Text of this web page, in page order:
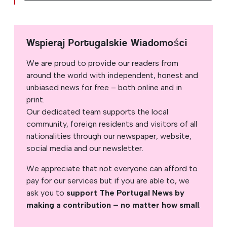
Wspieraj Portugalskie Wiadomości
We are proud to provide our readers from
around the world with independent, honest and
unbiased news for free – both online and in
print.
Our dedicated team supports the local
community, foreign residents and visitors of all
nationalities through our newspaper, website,
social media and our newsletter.
We appreciate that not everyone can afford to
pay for our services but if you are able to, we
ask you to support The Portugal News by
making a contribution – no matter how small.